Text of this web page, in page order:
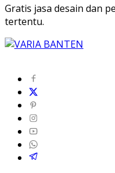
Gratis jasa desain dan
tertentu.